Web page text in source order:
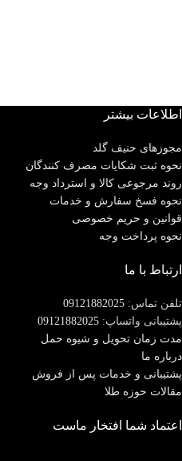
اطلاعات بیشتر
مجوزهای حنیف گلد
نحوه ثبت شكايات مصرف كنندگان
روند مرجوعی کالا و استرداد وجه
نحوه فسخ سفارش و خدمات
قوانین و حریم خصوصی
نحوه پرداخت وجه
ارتباط با ما
تلفن تماس: 09121882025
پشتیبانی واتساپ: 09121882025
مدت زمان تحويل و شیوه حمل
درباره ما
پشتیبانی و خدمات پس از فروش
مقالات حوزه طلا
اعتماد شما افتخار ماست